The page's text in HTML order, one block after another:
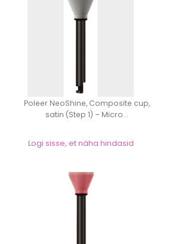
Poleer NeoShine, Composite cup,
satin (Step 1) – Micro...
Logi sisse, et näha hindasid